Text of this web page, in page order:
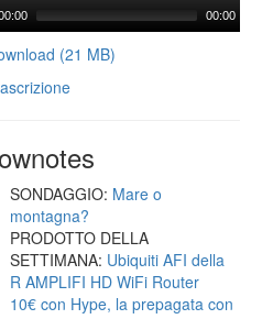
00:00
(21 MB)
SONDAGGIO: Mare o
montagna?
PRODOTTO DELLA
SETTIMANA: Ubiquiti AFI della
R AMPLIFI HD WiFi Router
10€ con Hype, la prepagata con